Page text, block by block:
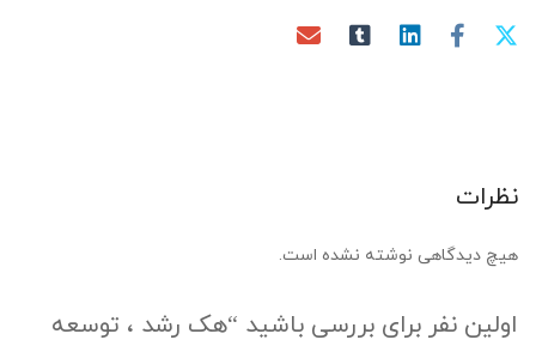
نظرات
هیچ دیدگاهی نوشته نشده است.
اولین نفر برای بررسی باشید “هک رشد ، توسعه